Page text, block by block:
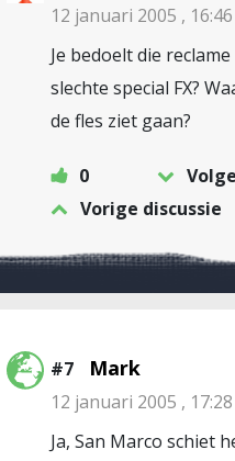
12 januari 2005 , 16:46
Je bedoelt die
slechte special FX?
de fles ziet gaan?
0
Vorige discussie
#7 Mark
12 januari 2005 , 17:28
Ja, San Marco schiet